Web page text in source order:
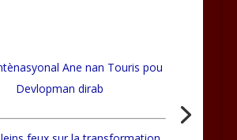
Ane nan Touris pou
Devlopman dirab